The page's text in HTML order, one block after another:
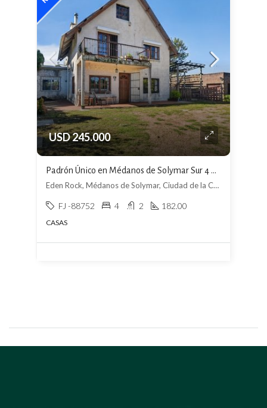
USD 245.000
Padrón Único en Médanos de Solymar Sur 4 Dormitorios
Eden Rock, Médanos de Solymar, Ciudad de la Costa
FJ -88752 4 2 182.00
CASAS